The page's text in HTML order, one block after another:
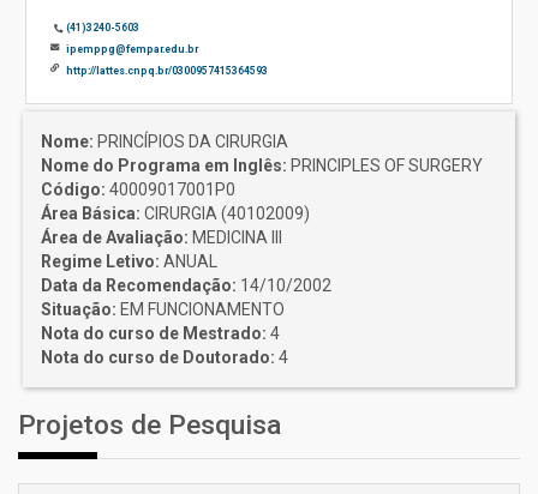
(41)3240-5603
ipemppg@fempar.edu.br
http://lattes.cnpq.br/0300957415364593
Nome: PRINCÍPIOS DA CIRURGIA
Nome do Programa em Inglês: PRINCIPLES OF SURGERY
Código: 40009017001P0
Área Básica: CIRURGIA (40102009)
Área de Avaliação: MEDICINA III
Regime Letivo: ANUAL
Data da Recomendação: 14/10/2002
Situação: EM FUNCIONAMENTO
Nota do curso de Mestrado: 4
Nota do curso de Doutorado: 4
Projetos de Pesquisa